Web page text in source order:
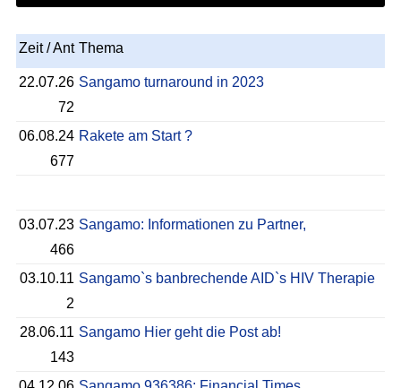
Zeit / Ant Thema
22.07.26
72
Sangamo turnaround in 2023
06.08.24
677
Rakete am Start ?
03.07.23
466
Sangamo: Informationen zu Partner,
03.10.11
2
Sangamo`s banbrechende AID`s HIV Therapie
28.06.11
143
Sangamo Hier geht die Post ab!